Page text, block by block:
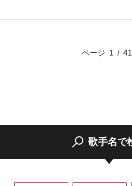
ページ 1 /
歌手名で